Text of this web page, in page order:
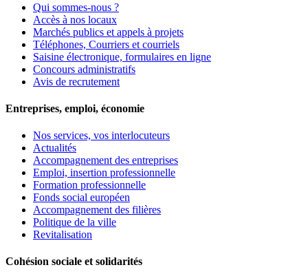
Qui sommes-nous ?
Accès à nos locaux
Marchés publics et appels à projets
Téléphones, Courriers et courriels
Saisine électronique, formulaires en ligne
Concours administratifs
Avis de recrutement
Entreprises, emploi, économie
Nos services, vos interlocuteurs
Actualités
Accompagnement des entreprises
Emploi, insertion professionnelle
Formation professionnelle
Fonds social européen
Accompagnement des filières
Politique de la ville
Revitalisation
Cohésion sociale et solidarités